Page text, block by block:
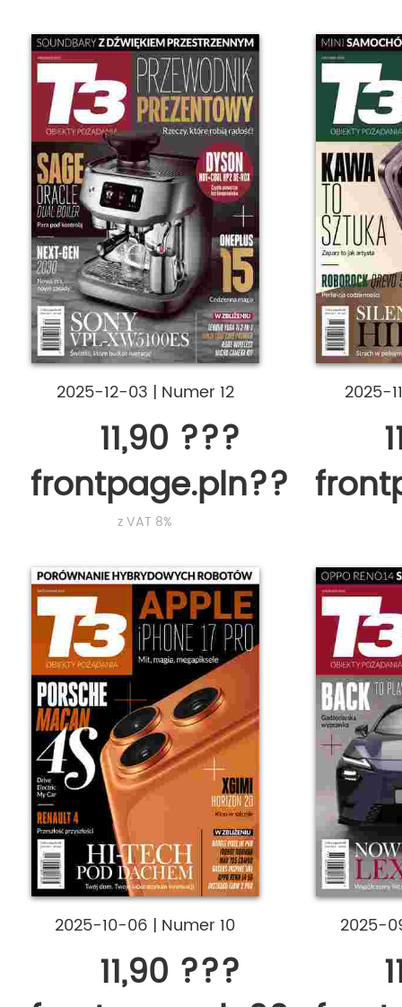
2025-12-03 | Numer 12
11,90 ???
frontpage.pln???
z VAT 8%
2025-
2025-10-06 | Numer 10
11,90 ???
2025-